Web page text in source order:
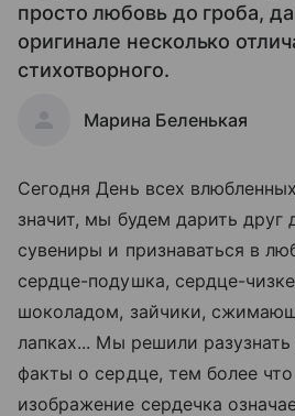
просто любовь до гроба,
оригинале несколько
стихотворного.
Марина Беленькая
Сегодня День всех
значит, мы будем дарить друг
сувениры и признаваться в
сердце-подушка, сердце-
шоколадом, зайчики,
лапках... Мы решили
факты о сердце, тем более
изображение сердечка